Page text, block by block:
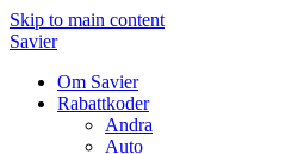
Skip to main content
Savier
Om Savier
Rabattkoder
Andra
Auto